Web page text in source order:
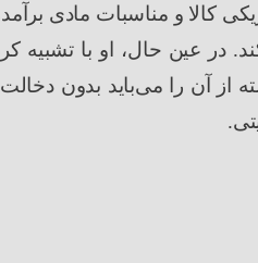
کالا و مناسبات مادی
در عین حال، او با تشبیه
از آن را میباید بدون
.